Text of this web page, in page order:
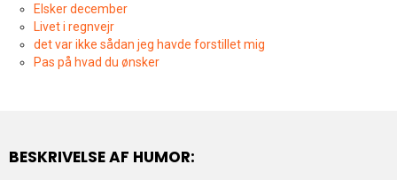
Elsker december
Livet i regnvejr
det var ikke sådan jeg havde forstillet mig
Pas på hvad du ønsker
BESKRIVELSE AF HUMOR: